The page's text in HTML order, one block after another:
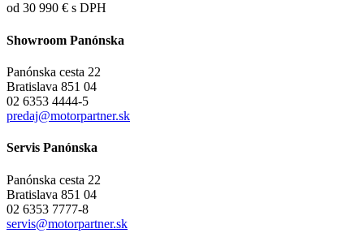
od 30 990 € s DPH
Showroom Panónska
Panónska cesta 22
Bratislava 851 04
02 6353 4444-5
predaj@motorpartner.sk
Servis Panónska
Panónska cesta 22
Bratislava 851 04
02 6353 7777-8
servis@motorpartner.sk